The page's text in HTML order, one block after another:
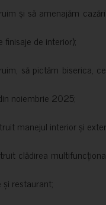
și să amenajăm
finisaje de interior);
să pictăm biserica,
noiembrie 2025;
manejul interior și
clădirea
și restaurant;